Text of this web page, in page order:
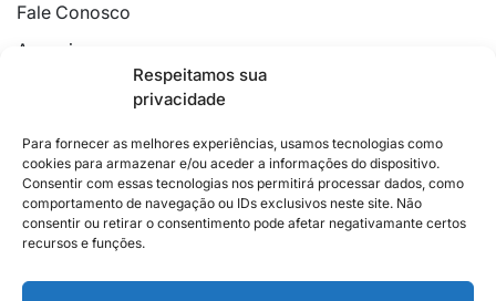
Respeitamos sua
privacidade
Para fornecer as melhores experiências, usamos tecnologias como
cookies para armazenar e/ou aceder a informações do dispositivo.
Consentir com essas tecnologias nos permitirá processar dados, como
comportamento de navegação ou IDs exclusivos neste site. Não
consentir ou retirar o consentimento pode afetar negativamante certos
recursos e funções.
Fale Conosco
Anuncie
Política de Cookies
2026 © Feito com
no Espírito Santo.